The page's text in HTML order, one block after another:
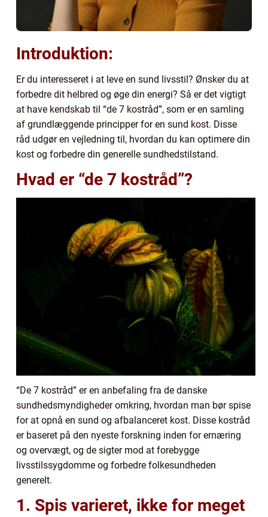
Introduktion:
Er du interesseret i at leve en sund livsstil? Ønsker du at
forbedre dit helbred og øge din energi? Så er det vigtigt
at have kendskab til “de 7 kostråd”, som er en samling
af grundlæggende principper for en sund kost. Disse
råd udgør en vejledning til, hvordan du kan optimere din
kost og forbedre din generelle sundhedstilstand.
Hvad er “de 7 kostråd”?
“De 7 kostråd” er en anbefaling fra de danske
sundhedsmyndigheder omkring, hvordan man bør spise
for at opnå en sund og afbalanceret kost. Disse kostråd
er baseret på den nyeste forskning inden for ernæring
og overvægt, og de sigter mod at forebygge
livsstilssygdomme og forbedre folkesundheden
generelt.
1. Spis varieret, ikke for meget